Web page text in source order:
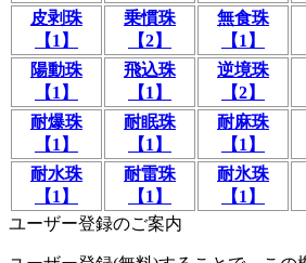
皮剥珠
【1】
乗慣珠
【2】
無食珠
【1】
陽動珠
【1】
飛込珠
【1】
逆境珠
【2】
耐爆珠
【1】
耐眠珠
【1】
耐麻珠
【1】
耐水珠
【1】
耐雷珠
【1】
耐氷珠
【1】
ユーザー登録のご案内